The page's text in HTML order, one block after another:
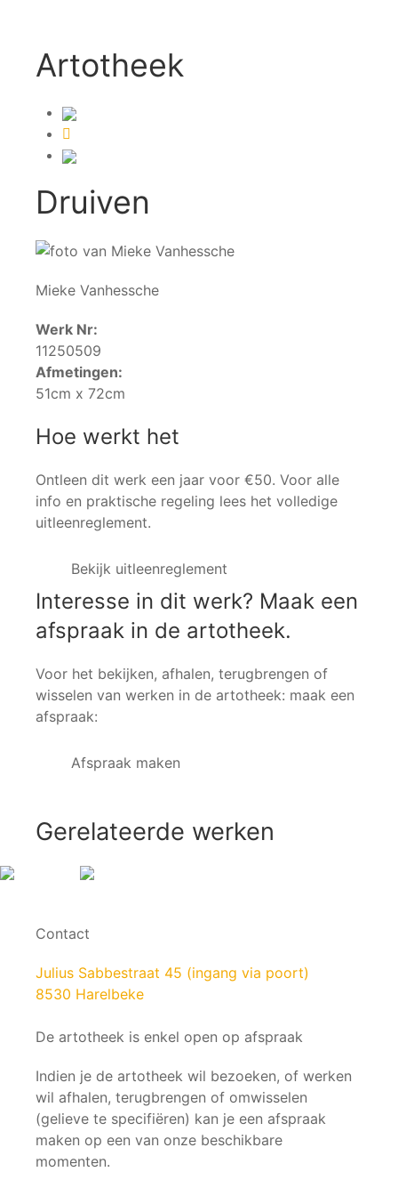
Artotheek
Druiven
Mieke Vanhessche
Werk Nr:
11250509
Afmetingen:
51cm x 72cm
Hoe werkt het
Ontleen dit werk een jaar voor €50. Voor alle
info en praktische regeling lees het volledige
uitleenreglement.
Bekijk uitleenreglement
Interesse in dit werk? Maak een
afspraak in de artotheek.
Voor het bekijken, afhalen, terugbrengen of
wisselen van werken in de artotheek: maak een
afspraak:
Afspraak maken
Gerelateerde werken
Contact
Julius Sabbestraat 45 (ingang via poort)
8530 Harelbeke
De artotheek is enkel open op afspraak
Indien je de artotheek wil bezoeken, of werken
wil afhalen, terugbrengen of omwisselen
(gelieve te specifiëren) kan je een afspraak
maken op een van onze beschikbare
momenten.